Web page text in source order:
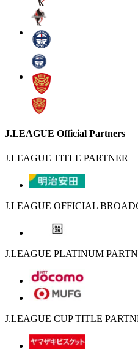
J.LEAGUE Official Partners
J.LEAGUE TITLE PARTNER
J.LEAGUE OFFICIAL
J.LEAGUE PLATINUM
J.LEAGUE CUP TITLE